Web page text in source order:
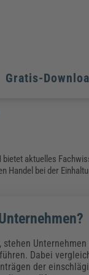
Gratis-
bietet aktuelles
Handel bei der
Unternehmen
Dabei
der